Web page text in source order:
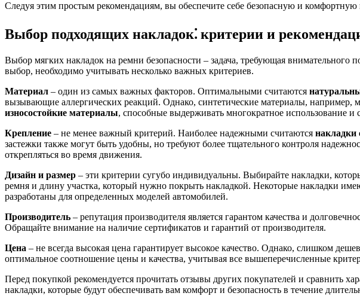
Следуя этим простым рекомендациям, вы обеспечите себе безопасную и комфортную
Выбор подходящих накладок⁚ критерии и
Выбор мягких накладок на ремни безопасности – задача, требующая внимательного
выбор, необходимо учитывать несколько важных критериев.
Материал – один из самых важных факторов. Оптимальными считаются
вызывающие аллергических реакций. Однако, синтетические материалы,
износостойкие материалы, способные выдерживать многократное использование и
Крепление – не менее важный критерий. Наиболее надежными считаются накладки
застежки также могут быть удобны, но требуют более тщательного контроля
открепляться во время движения.
Дизайн и размер – эти критерии сугубо индивидуальны. Выбирайте накладки,
ремня и длину участка, который нужно покрыть накладкой. Некоторые накладки
разработаны для определенных моделей автомобилей.
Производитель – репутация производителя является гарантом качества и
Обращайте внимание на наличие сертификатов и гарантий от производителя.
Цена – не всегда высокая цена гарантирует высокое качество. Однако, слишком
оптимальное соотношение цены и качества, учитывая все вышеперечисленные
Перед покупкой рекомендуется прочитать отзывы других покупателей и сравнить
накладки, которые будут обеспечивать вам комфорт и безопасность в течение